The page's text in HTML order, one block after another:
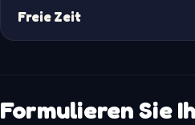
Freie Zeit
Formulieren Sie